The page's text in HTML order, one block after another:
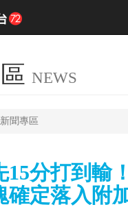
NEWS
新聞專區
15分打到輸
確定落入附